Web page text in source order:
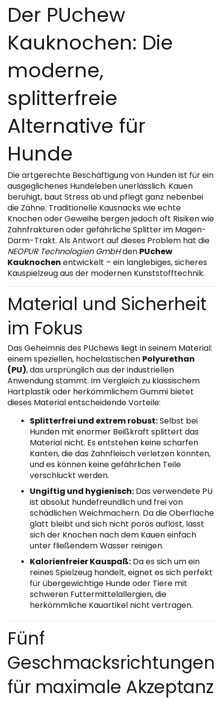
Der PUchew
Kauknochen: Die
moderne,
splitterfreie
Alternative für
Hunde
Die artgerechte Beschäftigung von Hunden ist für ein
ausgeglichenes Hundeleben unerlässlich. Kauen
beruhigt, baut Stress ab und pflegt ganz nebenbei
die Zähne. Traditionelle Kausnacks wie echte
Knochen oder Geweihe bergen jedoch oft Risiken wie
Zahnfrakturen oder gefährliche Splitter im Magen-
Darm-Trakt. Als Antwort auf dieses Problem hat die
NEOPUR Technologien GmbHden PUchew
Kauknochen entwickelt – ein langlebiges, sicheres
Kauspielzeug aus der modernen Kunststofftechnik.
Material und Sicherheit
im Fokus
Das Geheimnis des PUchews liegt in seinem Material:
einem speziellen, hochelastischen Polyurethan
(PU), das ursprünglich aus der industriellen
Anwendung stammt. Im Vergleich zu klassischem
Hartplastik oder herkömmlichem Gummi bietet
dieses Material entscheidende Vorteile:
Splitterfrei und extrem robust:Selbst bei
Hunden mit enormer Beißkraft splittert das
Material nicht. Es entstehen keine scharfen
Kanten, die das Zahnfleisch verletzen könnten,
und es können keine gefährlichen Teile
verschluckt werden.
Ungiftig und hygienisch: Das verwendete PU
ist absolut hundefreundlich und frei von
schädlichen Weichmachern. Da die Oberfläche
glatt bleibt und sich nicht porös auflöst, lässt
sich der Knochen nach dem Kauen einfach
unter fließendem Wasser reinigen.
Kalorienfreier Kauspaß: Da es sich um ein
reines Spielzeug handelt, eignet es sich perfekt
für übergewichtige Hunde oder Tiere mit
schweren Futtermittelallergien, die
herkömmliche Kauartikel nicht vertragen.
Fünf
Geschmacksrichtungen
für maximale Akzeptanz